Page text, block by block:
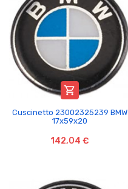

Cuscinetto 23002325239 BMW
17x59x20
142,04 €